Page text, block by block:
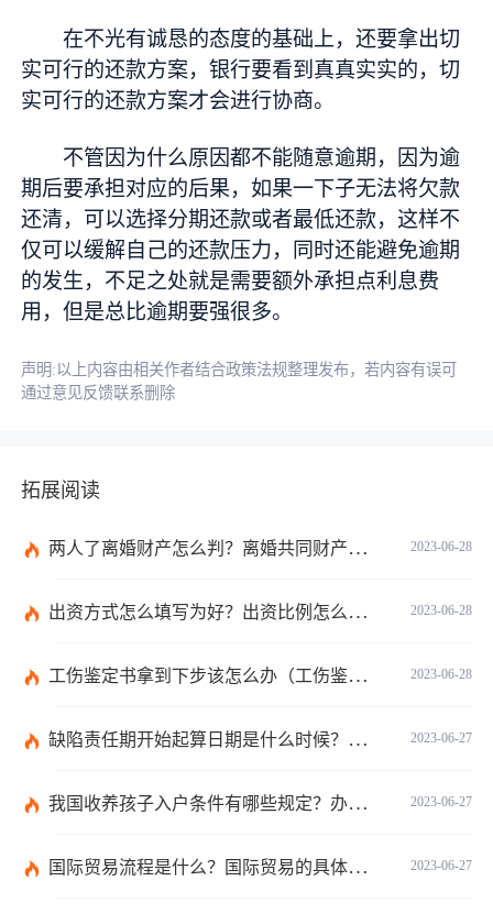
在不光有诚恳的态度的基础上，还要拿出切
实可行的还款方案，银行要看到真真实实的，切
实可行的还款方案才会进行协商。
不管因为什么原因都不能随意逾期，因为逾
期后要承担对应的后果，如果一下子无法将欠款
还清，可以选择分期还款或者最低还款，这样不
仅可以缓解自己的还款压力，同时还能避免逾期
的发生，不足之处就是需要额外承担点利息费
用，但是总比逾期要强很多。
声明:以上内容由相关作者结合政策法规整理发布，若内容有误可
通过意见反馈联系删除
拓展阅读
2023-06-28
两人了离婚财产怎么判？离婚共同财产有哪些？_焦点快报
2023-06-28
出资方式怎么填写为好？出资比例怎么填写？
2023-06-28
工伤鉴定书拿到下步该怎么办（工伤鉴定后要是对伤残等级结论不服怎么办）
2023-06-27
缺陷责任期开始起算日期是什么时候？缺陷责任终止证书签发的必要条件是什么？
2023-06-27
我国收养孩子入户条件有哪些规定？办理收养登记的事实收养情况有几种？
2023-06-27
国际贸易流程是什么？国际贸易的具体流程的内容都有哪些？